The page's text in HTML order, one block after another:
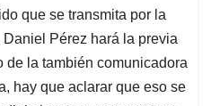
que se transmita por la
Pérez hará la previa
de la también comunicadora
hay que aclarar que eso se